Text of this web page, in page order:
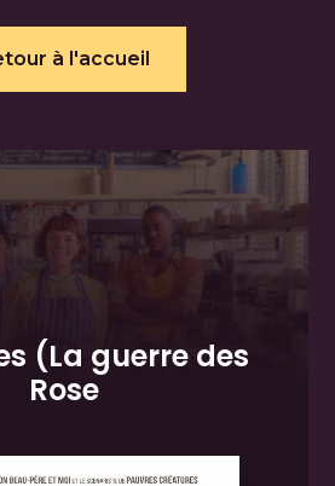
à l'accueil
(La guerre des
Rose